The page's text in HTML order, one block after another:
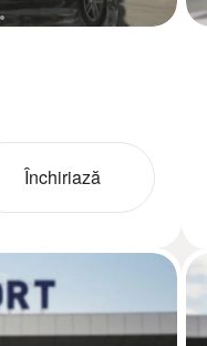
Închiriază